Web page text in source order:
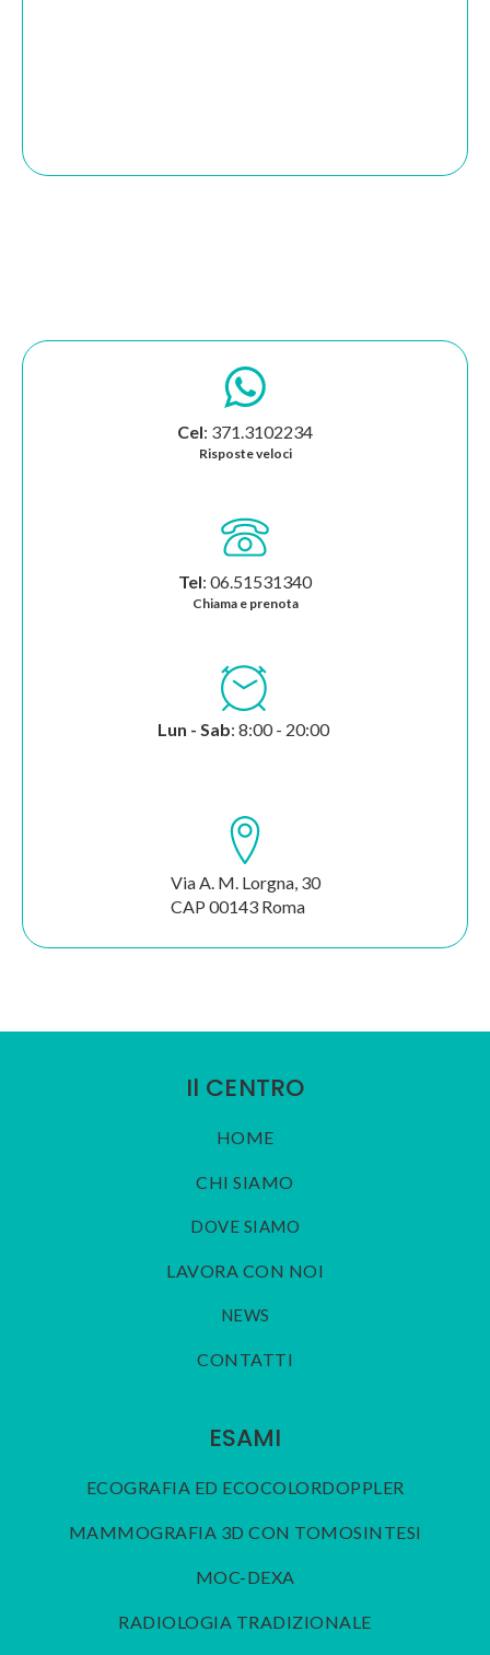
Cel: 371.3102234
Risposte veloci
Tel: 06.51531340
Chiama e prenota
Lun - Sab: 8:00 - 20:00
Via A. M. Lorgna, 30
CAP 00143 Roma
Il CENTRO
HOME
CHI SIAMO
DOVE SIAMO
LAVORA CON NOI
NEWS
CONTATTI
ESAMI
ECOGRAFIA ED ECOCOLORDOPPLER
MAMMOGRAFIA 3D CON TOMOSINTESI
MOC-DEXA
RADIOLOGIA TRADIZIONALE